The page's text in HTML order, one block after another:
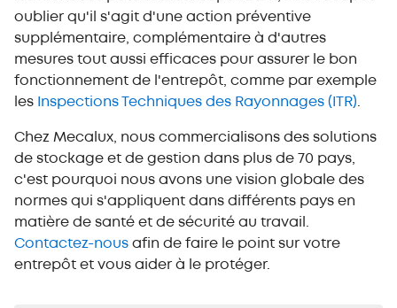
oublier qu'il s'agit d'une action préventive
supplémentaire, complémentaire à d'autres
mesures tout aussi efficaces pour assurer le bon
fonctionnement de l'entrepôt, comme par exemple
les Inspections Techniques des Rayonnages (ITR).
Chez Mecalux, nous commercialisons des solutions
de stockage et de gestion dans plus de 70 pays,
c'est pourquoi nous avons une vision globale des
normes qui s'appliquent dans différents pays en
matière de santé et de sécurité au travail.
Contactez-nous afin de faire le point sur votre
entrepôt et vous aider à le protéger.